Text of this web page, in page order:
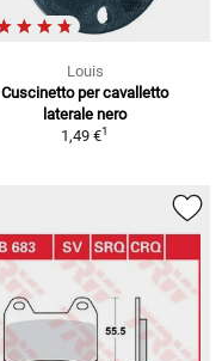
Louis
Cuscinetto per cavalletto
laterale nero
1,49 €1